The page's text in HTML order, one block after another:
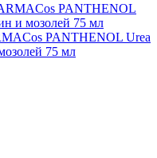
PANTHENOL Urea
75 мл